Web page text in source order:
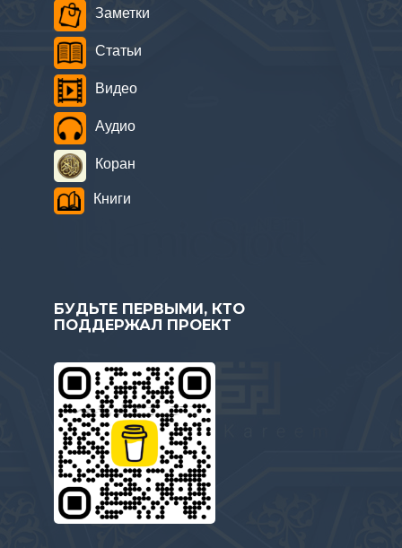
Заметки
Статьи
Видео
Аудио
Коран
Книги
БУДЬТЕ ПЕРВЫМИ, КТО
ПОДДЕРЖАЛ ПРОЕКТ